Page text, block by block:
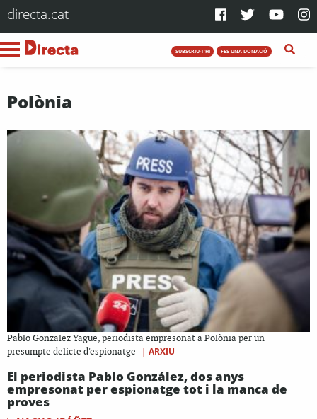
directa.cat
SUBSCRIU-T'HI FES UNA DONACIÓ
Polònia
Pablo Gonzalez Yagüe, periodista empresonat a Polònia per un
presumpte delicte d'espionatge
| ARXIU
El periodista Pablo González, dos anys
empresonat per espionatge tot i la manca de
proves